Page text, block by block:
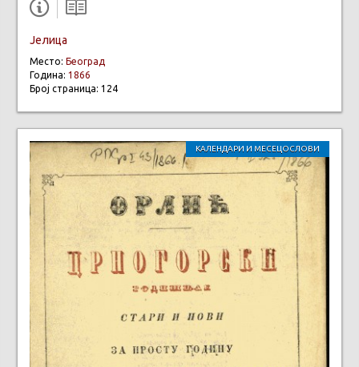
Јелица
Место: Београд
Година: 1866
Број страница: 124
КАЛЕНДАРИ И МЕСЕЦОСЛОВИ